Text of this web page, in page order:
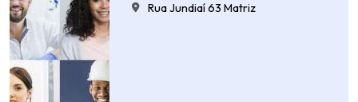
Rua Jundiaí 63 Matriz